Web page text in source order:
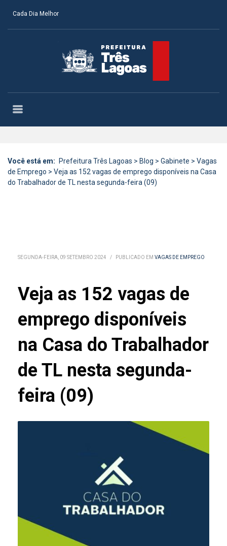
Cada Dia Melhor
Você está em: Prefeitura Três Lagoas > Blog > Gabinete > Vagas
de Emprego > Veja as 152 vagas de emprego disponíveis na Casa
do Trabalhador de TL nesta segunda-feira (09)
SEGUNDA-FEIRA, 09 SETEMBRO 2024 / PUBLICADO EM VAGAS DE EMPREGO
Veja as 152 vagas de
emprego disponíveis
na Casa do Trabalhador
de TL nesta segunda-
feira (09)